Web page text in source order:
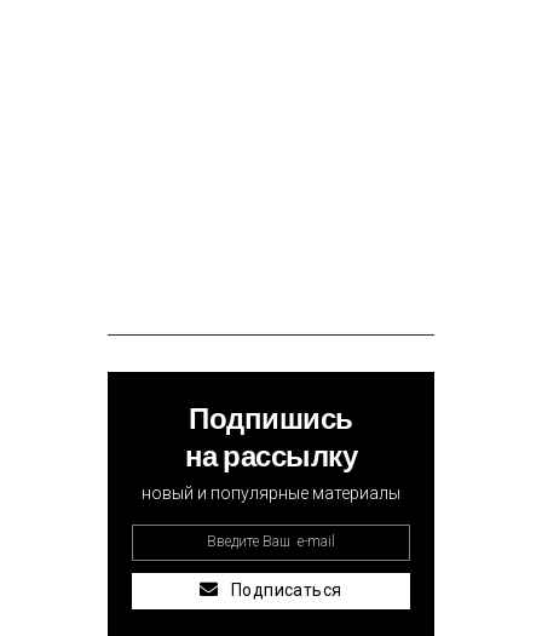
Подпишись
на рассылку
новый и популярные материалы
Подписаться